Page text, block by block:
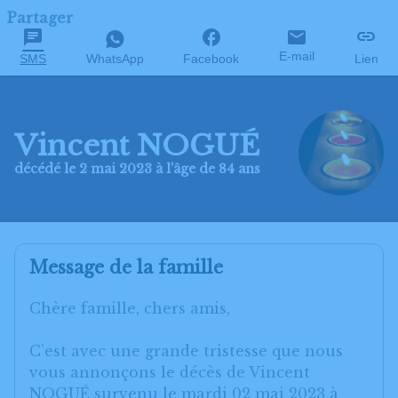
Partager
SMS WhatsApp Facebook E-mail Lien
Vincent NOGUÉ
décédé le 2 mai 2023 à l'âge de 84 ans
Message de la famille
Chère famille, chers amis,
C’est avec une grande tristesse que nous
vous annonçons le décès de Vincent
NOGUÉ survenu le mardi 02 mai 2023 à